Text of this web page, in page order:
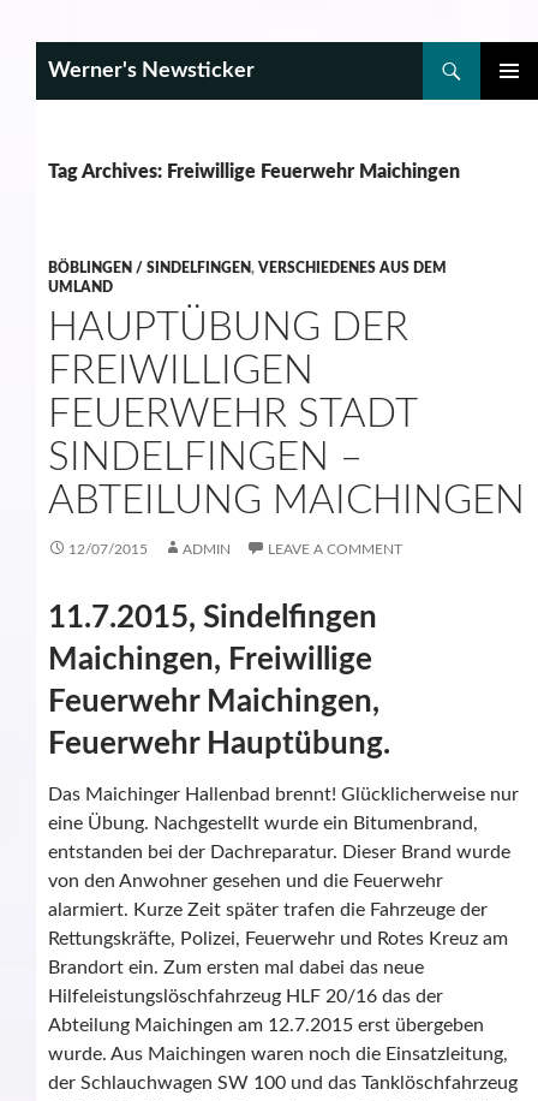
Werner's Newsticker
Tag Archives: Freiwillige Feuerwehr Maichingen
BÖBLINGEN / SINDELFINGEN, VERSCHIEDENES AUS DEM
UMLAND
HAUPTÜBUNG DER
FREIWILLIGEN
FEUERWEHR STADT
SINDELFINGEN –
ABTEILUNG MAICHINGEN
12/07/2015 ADMIN LEAVE A COMMENT
11.7.2015, Sindelfingen
Maichingen, Freiwillige
Feuerwehr Maichingen,
Feuerwehr Hauptübung.
Das Maichinger Hallenbad brennt! Glücklicherweise nur
eine Übung. Nachgestellt wurde ein Bitumenbrand,
entstanden bei der Dachreparatur. Dieser Brand wurde
von den Anwohner gesehen und die Feuerwehr
alarmiert. Kurze Zeit später trafen die Fahrzeuge der
Rettungskräfte, Polizei, Feuerwehr und Rotes Kreuz am
Brandort ein. Zum ersten mal dabei das neue
Hilfeleistungslöschfahrzeug HLF 20/16 das der
Abteilung Maichingen am 12.7.2015 erst übergeben
wurde. Aus Maichingen waren noch die Einsatzleitung,
der Schlauchwagen SW 100 und das Tanklöschfahrzeug